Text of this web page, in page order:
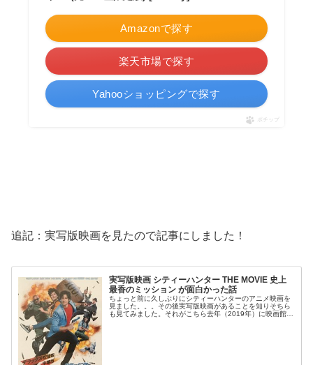
Amazonで探す
楽天市場で探す
Yahooショッピングで探す
ポチップ
追記：実写版映画を見たので記事にしました！
実写版映画 シティーハンター THE MOVIE 史上
最香のミッション が面白かった話
ちょっと前に久しぶりにシティーハンターのアニメ映画を
見ました。。。その後実写版映画があることを知りそちら
も見てみました。それがこちら去年（2019年）に映画館で